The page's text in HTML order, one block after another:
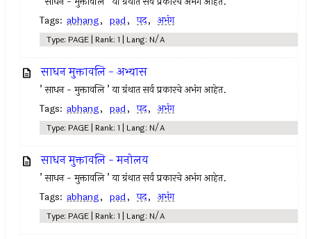
Tags: abhang, pad, पद, अभंग
Type: PAGE | Rank: 1 | Lang: N/A
साधन मुक्तावलि - अभ्यास
’ साधन - मुक्तावलि ’ या ग्रंथात सर्व प्रकारचे अभंग आहेत.
Tags: abhang, pad, पद, अभंग
Type: PAGE | Rank: 1 | Lang: N/A
साधन मुक्तावलि - मनोलय
’ साधन - मुक्तावलि ’ या ग्रंथात सर्व प्रकारचे अभंग आहेत.
Tags: abhang, pad, पद, अभंग
Type: PAGE | Rank: 1 | Lang: N/A